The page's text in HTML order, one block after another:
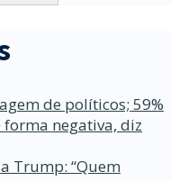
de políticos; 59%
forma negativa, diz
Trump: “Quem